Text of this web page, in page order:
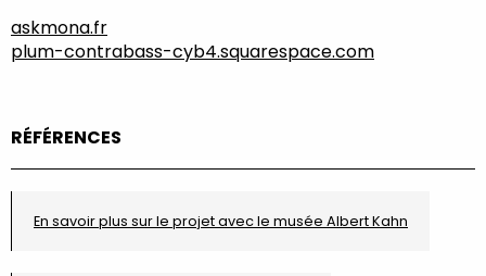
askmona.fr
plum-contrabass-cyb4.squarespace.com
RÉFÉRENCES
En savoir plus sur le projet avec le musée Albert Kahn